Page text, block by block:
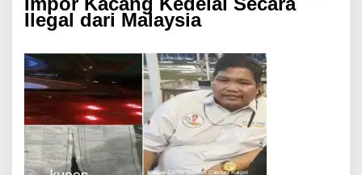
Ilegal dari Malaysia